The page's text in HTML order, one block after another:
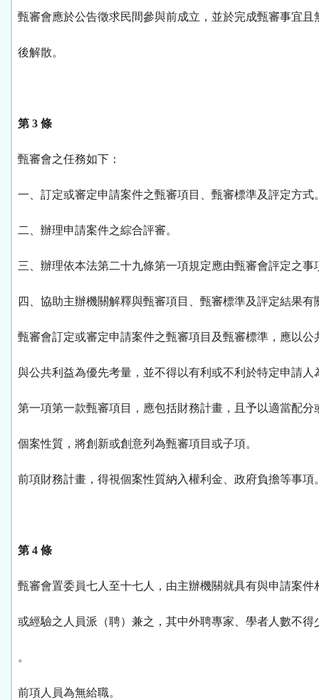
甄審會應於公告徵求民間參與前成立，並於完成甄審事宜且
後解散。
第 3 條
甄審會之任務如下：
一、訂定或審定申請案件之甄審項目、甄審標準及評定方式
二、辦理申請案件之綜合評審。
三、辦理依本法第二十九條第一項規定應由甄審會評定之事
四、協助主辦機關解釋與甄審項目、甄審標準及評定結果有
甄審會訂定或審定申請案件之甄審項目及甄審標準，應以公
與公共利益為優先考量，並不得以有利或不利於特定申請人
第一項第一款甄審項目，應包括財務計畫，且予以適當配分
個案性質，將創新或創意列為甄審項目或子項。
前項財務計畫，得視個案性質納入權利金、政府負擔等事項
第 4 條
甄審會置委員七人至十七人，由主辦機關就具有與申請案件
或經驗之人員派（聘）兼之，其中外聘專家、學者人數不得
。
前項人員為無給職。